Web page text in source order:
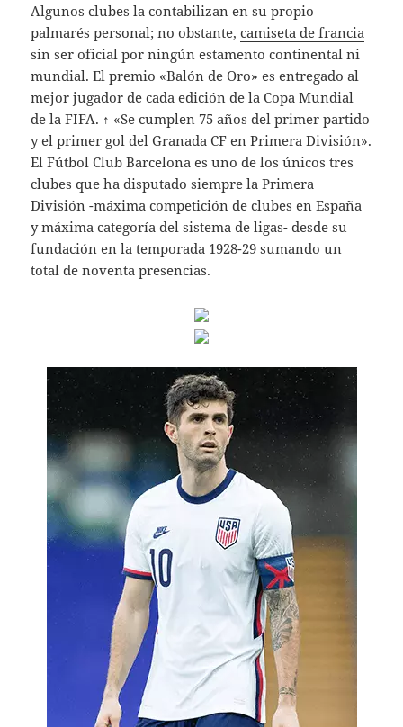
Algunos clubes la contabilizan en su propio
palmarés personal; no obstante,camiseta de francia
sin ser oficial por ningún estamento continental ni
mundial. El premio «Balón de Oro» es entregado al
mejor jugador de cada edición de la Copa Mundial
de la FIFA. ↑ «Se cumplen 75 años del primer partido
y el primer gol del Granada CF en Primera División».
El Fútbol Club Barcelona es uno de los únicos tres
clubes que ha disputado siempre la Primera
División -máxima competición de clubes en España
y máxima categoría del sistema de ligas- desde su
fundación en la temporada 1928-29 sumando un
total de noventa presencias.